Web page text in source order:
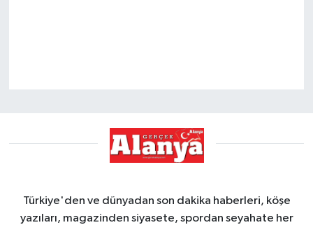
Türkiye'den ve dünyadan son dakika haberleri, köşe
yazıları, magazinden siyasete, spordan seyahate her